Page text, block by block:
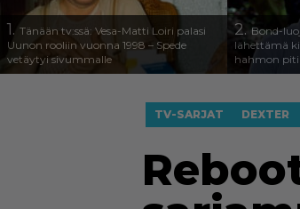
1. Tänään tv:ssä: Vesa-Matti Loiri palasi
Uunon rooliin vuonna 1998 – Spede
vetäytyi sivummalle
2.Bond-
lähettämä
hahmon
TV-SARJAT DEXTER